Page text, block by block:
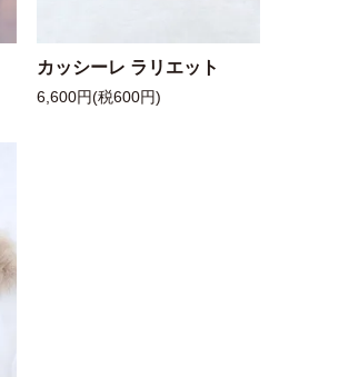
カッシーレ ラリエット
6,600円(税600円)